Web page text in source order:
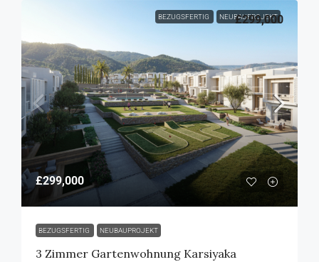
BEZUGSFERTIG NEUBAUPROJEKT
£299,000
BEZUGSFERTIG NEUBAUPROJEKT
3 Zimmer Gartenwohnung Karsiyaka
£299,000